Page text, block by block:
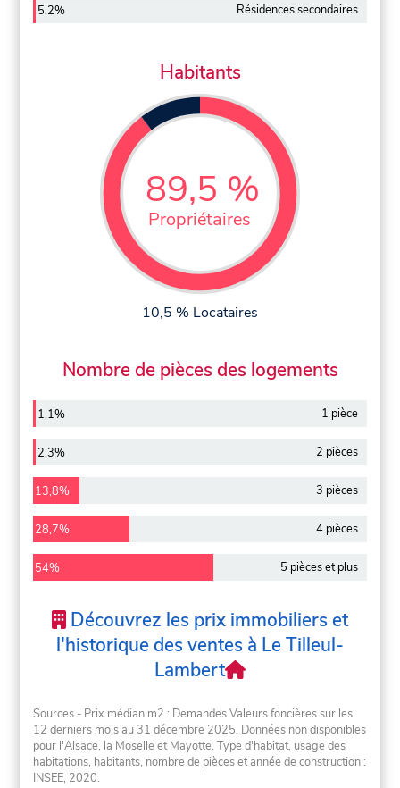
5,2% Résidences secondaires
Habitants
89,5 %
Propriétaires
10,5 % Locataires
Nombre de pièces des logements
1,1% 1 pièce
2,3% 2 pièces
13,8% 3 pièces
28,7% 4 pièces
54% 5 pièces et plus
Découvrez les prix immobiliers et
l'historique des ventes à Le Tilleul-
Lambert
Sources - Prix médian m2 : Demandes Valeurs foncières sur les
12 derniers mois au 31 décembre 2025. Données non disponibles
pour l'Alsace, la Moselle et Mayotte. Type d'habitat, usage des
habitations, habitants, nombre de pièces et année de construction :
INSEE, 2020.